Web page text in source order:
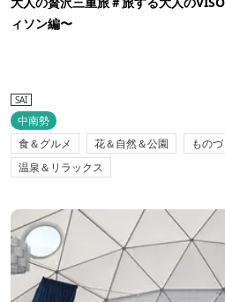
ィソン編〜
SAI
中南勢
食＆グルメ
花＆自然＆公園
もの
温泉＆リラックス